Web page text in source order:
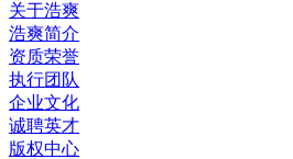
关于浩爽
浩爽简介
资质荣誉
执行团队
企业文化
诚聘英才
版权中心